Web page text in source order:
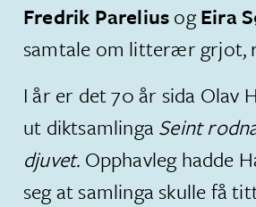
Fredrik PareliusogEira
samtale om litterær grjot,
I år er det 70 år sida Olav
ut diktsamlinga Seint
djuvet. Opphavleg hadde
seg at samlinga skulle få